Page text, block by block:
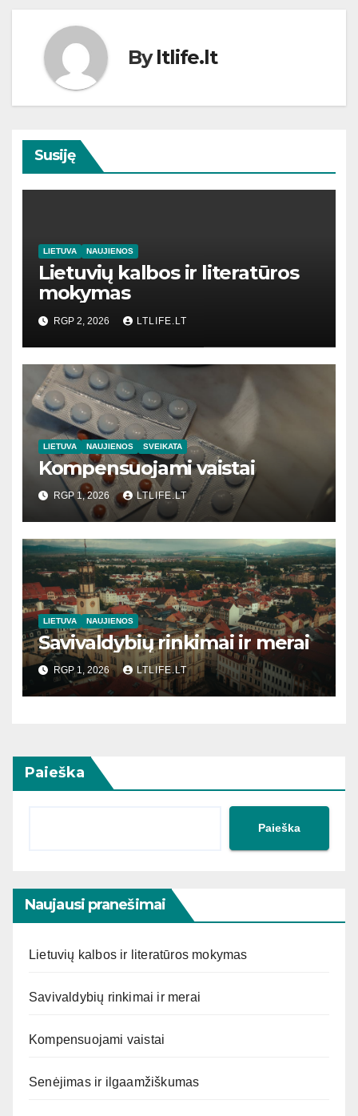
Byltlife.lt
Susiję
LIETUVA NAUJIENOS
Lietuvių kalbos ir literatūros
mokymas
RGP 2, 2026 LTLIFE.LT
LIETUVA NAUJIENOS SVEIKATA
Kompensuojami vaistai
RGP 1, 2026 LTLIFE.LT
LIETUVA NAUJIENOS
Savivaldybių rinkimai ir merai
RGP 1, 2026 LTLIFE.LT
Paieška
Paieška
Naujausi pranešimai
Lietuvių kalbos ir literatūros mokymas
Savivaldybių rinkimai ir merai
Kompensuojami vaistai
Senėjimas ir ilgaamžiškumas